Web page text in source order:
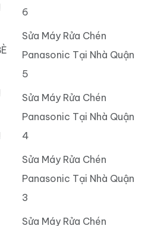
6
Sửa Máy Rửa Chén
Panasonic Tại Nhà Quận
5
Sửa Máy Rửa Chén
Panasonic Tại Nhà Quận
4
Sửa Máy Rửa Chén
Panasonic Tại Nhà Quận
3
Sửa Máy Rửa Chén